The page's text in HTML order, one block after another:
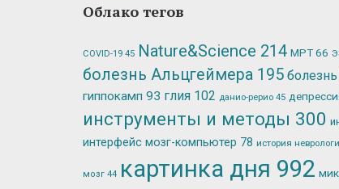
Облако тегов
COVID-19 45 Nature&Science 214 МРТ66
болезнь Альцгеймера 195
гиппокамп 93 глия 102 данио-рерио 45
инструменты и методы 300
интерфейс мозг-компьютер 78 история
мозг 44 картинка дня 992